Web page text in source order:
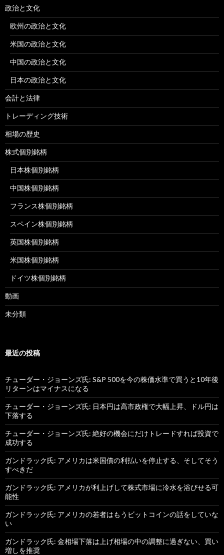
政治と文化
欧州の政治と文化
米国の政治と文化
中国の政治と文化
日本の政治と文化
会計と法律
トレーディング技術
相場の歴史
株式個別銘柄
日本株個別銘柄
中国株個別銘柄
フランス株個別銘柄
スペイン株個別銘柄
英国株個別銘柄
米国株個別銘柄
ドイツ株個別銘柄
動画
未分類
最近の投稿
チューダー・ジョーンズ氏: S&P 500を今の株価水準で買うと10年後
リターンはマイナスになる
チューダー・ジョーンズ氏: 日本円は高市政権で大幅上昇、ドル円は
下落する
チューダー・ジョーンズ氏: 絶好の機会にだけトレードすれば投資で
成功する
ガンドラック氏: アメリカは米国債の利払いを停止する、そしてそう
すべきだ
ガンドラック氏: アメリカが利上げして株式市場に冷水を浴びせる可
能性
ガンドラック氏: アメリカの若者はもうビットコインの話をしていな
い
ガンドラック氏: 金相場下落は上げ相場の中の調整に過ぎない、買い
増しを推奨